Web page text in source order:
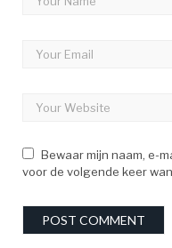
Bewaar mijn naam, e-
voor de volgende keer